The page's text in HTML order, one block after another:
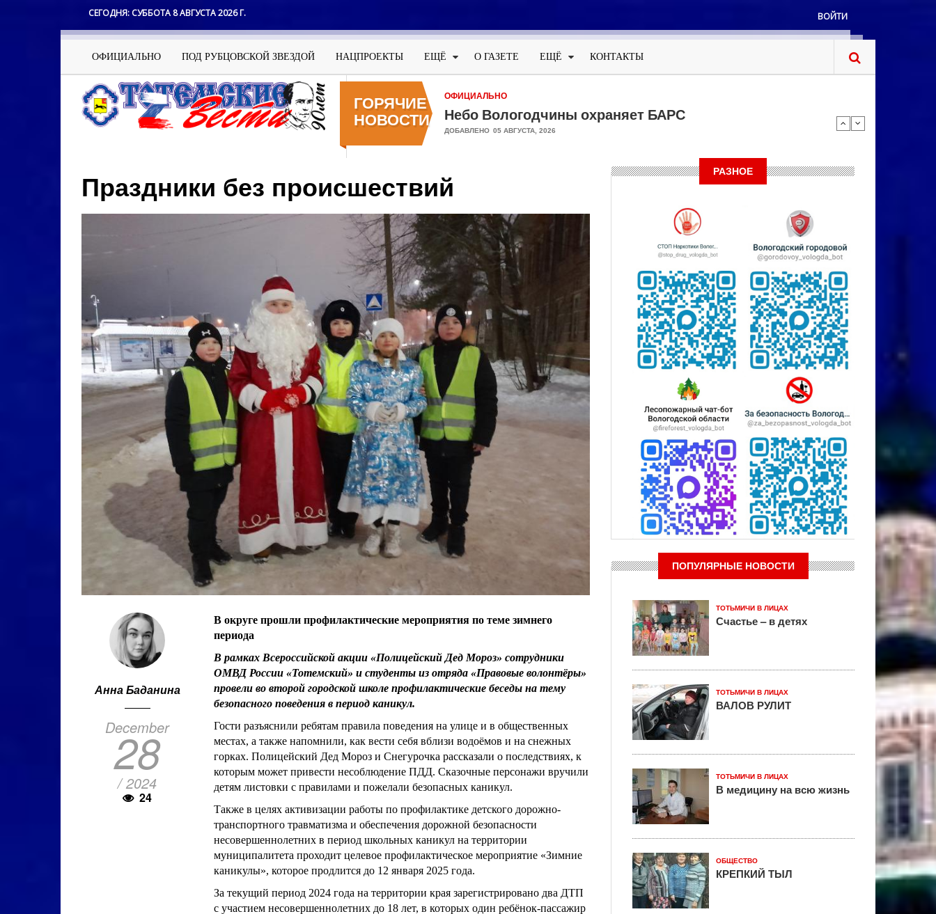
СЕГОДНЯ: СУББОТА 8 АВГУСТА 2026 Г.
Меню
учётной
записи
пользователя
ВОЙТИ
Основная
навигация
ОФИЦИАЛЬНО ПОД РУБЦОВСКОЙ ЗВЕЗДОЙ НАЦПРОЕКТЫ ЕЩЁ О ГАЗЕТЕ ЕЩЁ КОНТАКТЫ
ГОРЯЧИЕ
НОВОСТИ
ОФИЦИАЛЬНО
Небо Вологодчины охраняет БАРС
ДОБАВЛЕНО 05 АВГУСТА, 2026
Праздники без происшествий
Анна Баданина
December
28
/ 2024
24
В округе прошли профилактические мероприятия по теме зимнего
периода
В рамках Всероссийской акции «Полицейский Дед Мороз» сотрудники
ОМВД России «Тотемский» и студенты из отряда «Правовые волонтёры»
провели во второй городской школе профилактические беседы на тему
безопасного поведения в период каникул.
Гости разъяснили ребятам правила поведения на улице и в общественных
местах, а также напомнили, как вести себя вблизи водоёмов и на снежных
горках. Полицейский Дед Мороз и Снегурочка рассказали о последствиях, к
которым может привести несоблюдение ПДД. Сказочные персонажи вручили
детям листовки с правилами и пожелали безопасных каникул.
Также в целях активизации работы по профилактике детского дорожно-
транспортного травматизма и обеспечения дорожной безопасности
несовершеннолетних в период школьных каникул на территории
муниципалитета проходит целевое профилактическое мероприятие «Зимние
каникулы», которое продлится до 12 января 2025 года.
За текущий период 2024 года на территории края зарегистрировано два ДТП
с участием несовершеннолетних до 18 лет, в которых один ребёнок-пассажир
РАЗНОЕ
ПОПУЛЯРНЫЕ НОВОСТИ
ТОТЬМИЧИ В ЛИЦАХ
Счастье – в детях
ТОТЬМИЧИ В ЛИЦАХ
ВАЛОВ РУЛИТ
ТОТЬМИЧИ В ЛИЦАХ
В медицину на всю жизнь
ОБЩЕСТВО
КРЕПКИЙ ТЫЛ